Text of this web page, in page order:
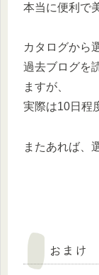
本当に便利で
カタログから
過去ブログを
ますが、
実際は10日程
またあれば、
おまけ